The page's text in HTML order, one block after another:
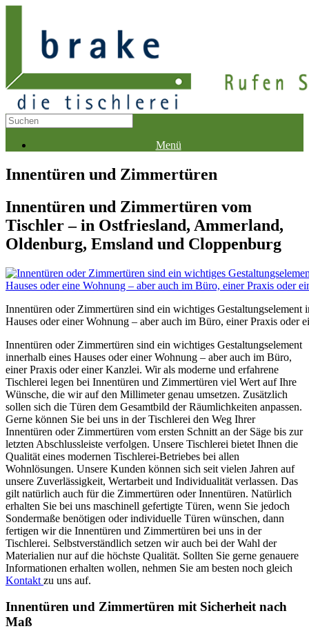
Menü
Innentüren und Zimmertüren
Innentüren und Zimmertüren vom
Tischler – in Ostfriesland, Ammerland,
Oldenburg, Emsland und Cloppenburg
Innentüren oder Zimmertüren sind ein wichtiges Gestaltungselement
Hauses oder einer Wohnung – aber auch im Büro, einer Praxis oder
Innentüren oder Zimmertüren sind ein wichtiges Gestaltungselement
innerhalb eines Hauses oder einer Wohnung – aber auch im Büro,
einer Praxis oder einer Kanzlei. Wir als moderne und erfahrene
Tischlerei legen bei Innentüren und Zimmertüren viel Wert auf Ihre
Wünsche, die wir auf den Millimeter genau umsetzen. Zusätzlich
sollen sich die Türen dem Gesamtbild der Räumlichkeiten anpassen.
Gerne können Sie bei uns in der Tischlerei den Weg Ihrer
Innentüren oder Zimmertüren vom ersten Schnitt an der Säge bis zur
letzten Abschlussleiste verfolgen. Unsere Tischlerei bietet Ihnen die
Qualität eines modernen Tischlerei-Betriebes bei allen
Wohnlösungen. Unsere Kunden können sich seit vielen Jahren auf
unsere Zuverlässigkeit, Wertarbeit und Individualität verlassen. Das
gilt natürlich auch für die Zimmertüren oder Innentüren. Natürlich
erhalten Sie bei uns maschinell gefertigte Türen, wenn Sie jedoch
Sondermaße benötigen oder individuelle Türen wünschen, dann
fertigen wir die Innentüren und Zimmertüren bei uns in der
Tischlerei. Selbstverständlich setzen wir auch bei der Wahl der
Materialien nur auf die höchste Qualität. Sollten Sie gerne genauere
Informationen erhalten wollen, nehmen Sie am besten noch gleich
Kontakt zu uns auf.
Innentüren und Zimmertüren mit Sicherheit nach
Maß